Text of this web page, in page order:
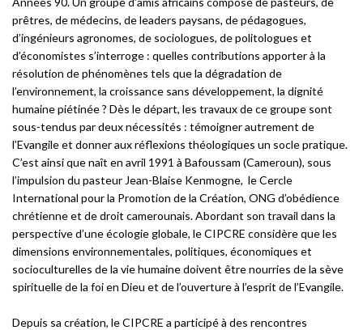
prêtres, de médecins, de leaders paysans, de pédagogues,
d’ingénieurs agronomes, de sociologues, de politologues et
d’économistes s’interroge : quelles contributions apporter à la
résolution de phénomènes tels que la dégradation de
l’environnement, la croissance sans développement, la dignité
humaine piétinée ? Dès le départ, les travaux de ce groupe sont
sous-tendus par deux nécessités : témoigner autrement de
l’Evangile et donner aux réflexions théologiques un socle pratique.
C’est ainsi que naît en avril 1991 à Bafoussam (Cameroun), sous
l’impulsion du pasteur Jean-Blaise Kenmogne, le Cercle
International pour la Promotion de la Création, ONG d’obédience
chrétienne et de droit camerounais. Abordant son travail dans la
perspective d’une écologie globale, le CIPCRE considère que les
dimensions environnementales, politiques, économiques et
socioculturelles de la vie humaine doivent être nourries de la sève
spirituelle de la foi en Dieu et de l’ouverture à l’esprit de l’Evangile.
Depuis sa création, le CIPCRE a participé à des rencontres